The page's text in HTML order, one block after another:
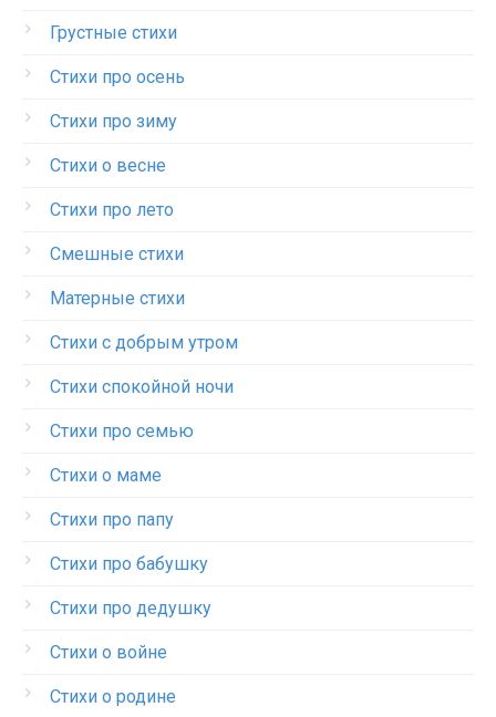
Грустные стихи
Стихи про осень
Стихи про зиму
Стихи о весне
Стихи про лето
Смешные стихи
Матерные стихи
Стихи с добрым утром
Стихи спокойной ночи
Стихи про семью
Стихи о маме
Стихи про папу
Стихи про бабушку
Стихи про дедушку
Стихи о войне
Стихи о родине